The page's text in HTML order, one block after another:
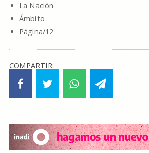
La Nación
Ámbito
Página/12
COMPARTIR: